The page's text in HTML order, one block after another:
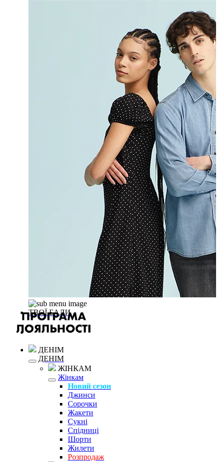
ТВОЇ БАЛИ
ДЕНІМ
ДЕНІМ
ЖІНКАМ
Жінкам
Новий сезон
Джинси
Сорочки
Жакети
Сукні
Спідниці
Шорти
Жилети
Розпродаж